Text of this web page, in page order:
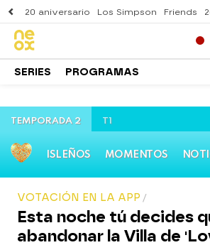
20 aniversario Los Simpson Friends
SERIES PROGRAMAS
TEMPORADA 2 T1
ISLEÑOS MOMENTOS
VOTACIÓN EN LA APP
Esta noche tú decides
abandonar la Villa de